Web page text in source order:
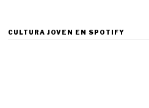
CULTURA JOVEN EN SPOTIFY